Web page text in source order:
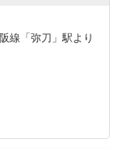
線「弥刀」駅より